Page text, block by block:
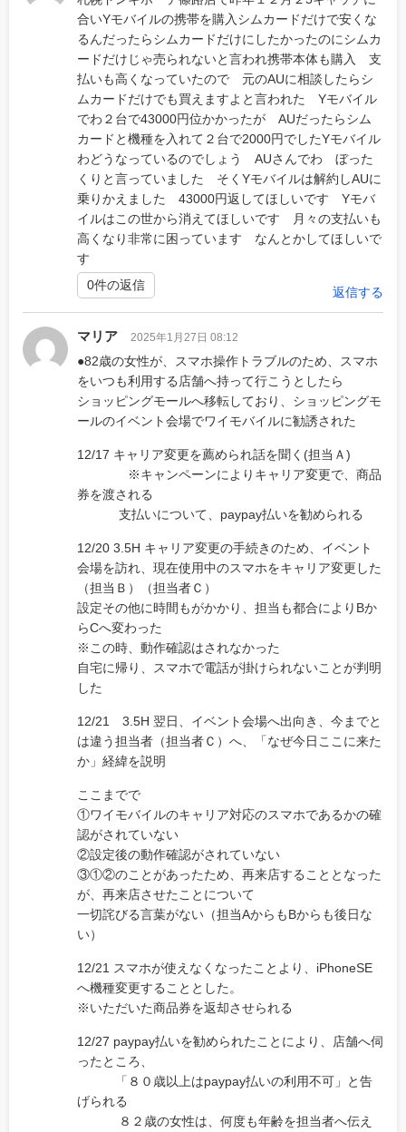
合いYモバイルの携帯を購入シムカードだけで安くな
るんだったらシムカードだけにしたかったのにシムカ
ードだけじゃ売られないと言われ携帯本体も購入 支
払いも高くなっていたので 元のAUに相談したらシ
ムカードだけでも買えますよと言われた Yモバイル
でわ２台で43000円位かかったが AUだったらシム
カードと機種を入れて２台で2000円でしたYモバイル
わどうなっているのでしょう AUさんでわ ぼった
くりと言っていました そくYモバイルは解約しAUに
乗りかえました 43000円返してほしいです Yモバ
イルはこの世から消えてほしいです 月々の支払いも
高くなり非常に困っています なんとかしてほしいで
す
返信する
0件の返信
マリア 2025年1月27日 08:12
●82歳の女性が、スマホ操作トラブルのため、スマホ
をいつも利用する店舗へ持って行こうとしたら
ショッピングモールへ移転しており、ショッピングモ
ールのイベント会場でワイモバイルに勧誘された
12/17 キャリア変更を薦められ話を聞く(担当Ａ)
※キャンペーンによりキャリア変更で、商品
券を渡される
支払いについて、paypay払いを勧められる
12/20 3.5H キャリア変更の手続きのため、イベント
会場を訪れ、現在使用中のスマホをキャリア変更した
（担当Ｂ）（担当者Ｃ）
設定その他に時間もがかかり、担当も都合によりBか
らCへ変わった
※この時、動作確認はされなかった
自宅に帰り、スマホで電話が掛けられないことが判明
した
12/21 3.5H 翌日、イベント会場へ出向き、今までと
は違う担当者（担当者Ｃ）へ、「なぜ今日ここに来た
か」経緯を説明
ここまでで
①ワイモバイルのキャリア対応のスマホであるかの確
認がされていない
②設定後の動作確認がされていない
③①②のことがあったため、再来店することとなった
が、再来店させたことについて
一切詫びる言葉がない（担当AからもBからも後日な
い）
12/21 スマホが使えなくなったことより、iPhoneSE
へ機種変更することとした。
※いただいた商品券を返却させられる
12/27 paypay払いを勧められたことにより、店舗へ伺
ったところ、
「８０歳以上はpaypay払いの利用不可」と告
げられる
８２歳の女性は、何度も年齢を担当者へ伝え